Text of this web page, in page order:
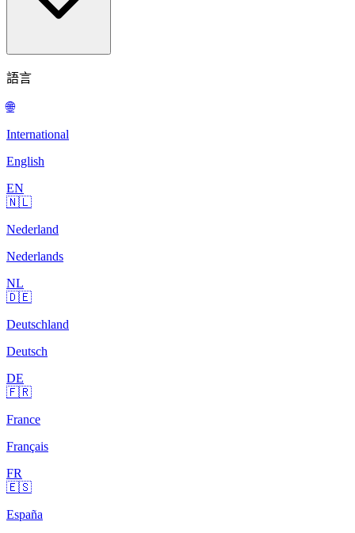
語言
🌐
International
English
EN
🇳🇱
Nederland
Nederlands
NL
🇩🇪
Deutschland
Deutsch
DE
🇫🇷
France
Français
FR
🇪🇸
España